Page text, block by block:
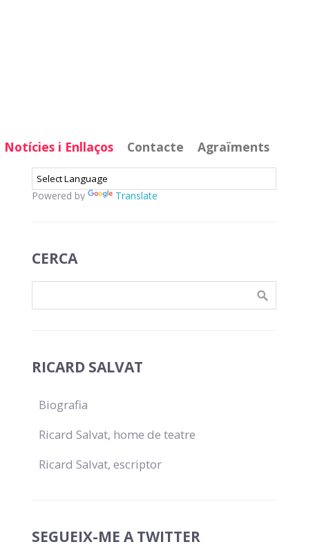
Notícies i Enllaços Contacte Agraïments
Powered by Translate
CERCA
RICARD SALVAT
Biografia
Ricard Salvat, home de teatre
Ricard Salvat, escriptor
SEGUEIX-ME A TWITTER